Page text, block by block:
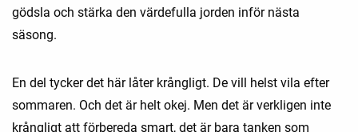
gödsla och stärka den värdefulla jorden inför nästa
säsong.
En del tycker det här låter krångligt. De vill helst vila efter
sommaren. Och det är helt okej. Men det är verkligen inte
krångligt att förbereda smart, det är bara tanken som